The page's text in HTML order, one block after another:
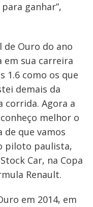
ganhar”,
de Ouro do ano
em sua carreira
1.6 como os que
demais da
corrida. Agora a
melhor o
que vamos
piloto paulista,
Car, na Copa
Renault.
em 2014, em